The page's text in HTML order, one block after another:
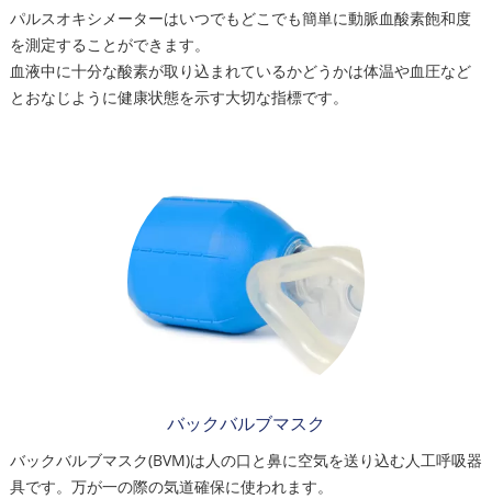
パルスオキシメーターはいつでもどこでも簡単に動脈血酸素飽和度
を測定することができます。
血液中に十分な酸素が取り込まれているかどうかは体温や血圧など
とおなじように健康状態を示す大切な指標です。
バックバルブマスク
バックバルブマスク(BVM)は人の口と鼻に空気を送り込む人工呼吸器
具です。万が一の際の気道確保に使われます。